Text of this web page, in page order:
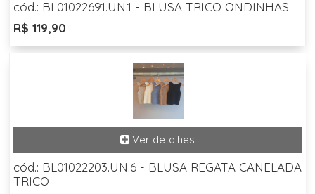
cód.: BL01022691.UN.1 - BLUSA TRICO ONDINHAS
R$ 119,90
cód.: BL01022203.UN.6 - BLUSA REGATA CANELADA
TRICO